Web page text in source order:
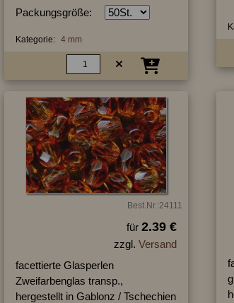
Packungsgröße:
Kategorie: 4 mm
Best.Nr.:24111
für 2.39 €
zzgl. Versand
facettierte Glasperlen
Zweifarbenglas transp.,
hergestellt in Gablonz / Tschechien